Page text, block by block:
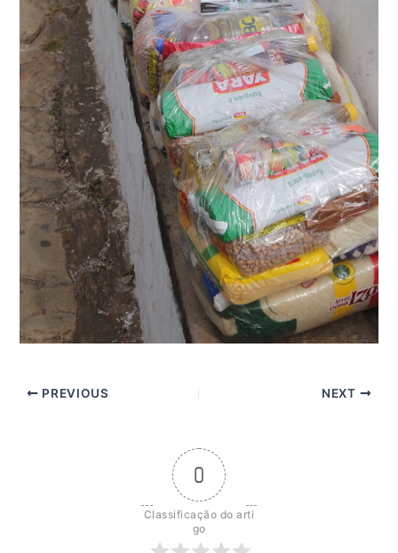
PREVIOUS NEXT
0
Classificação do arti
go